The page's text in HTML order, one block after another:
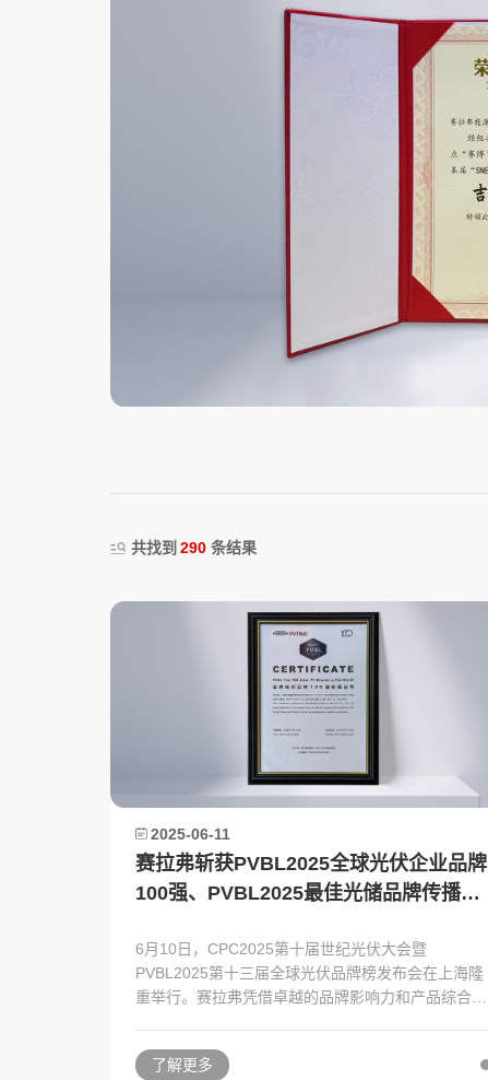
共找到 290 条结果
2025-06-11
赛拉弗斩获PVBL2025全球光伏企业品牌
100强、PVBL2025最佳光储品牌传播两
6月10日，CPC2025第十届世纪光伏大会暨
PVBL2025第十三届全球光伏品牌榜发布会在上海隆
重举行。赛拉弗凭借卓越的品牌影响力和产品综合
强""PVBL2025最佳光储品牌传播"两项大奖。
了解更多